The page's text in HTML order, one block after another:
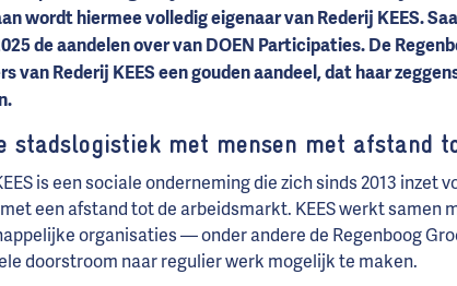
wordt hiermee volledig eigenaar van Rederij KEES.
de aandelen over van DOEN Participaties. De
van Rederij KEES een gouden aandeel, dat haar
stadslogistiek met mensen met afstand
is een sociale onderneming die zich sinds 2013 inzet
een afstand tot de arbeidsmarkt. KEES werkt samen
organisaties — onder andere de Regenboog
doorstroom naar regulier werk mogelijk te maken.